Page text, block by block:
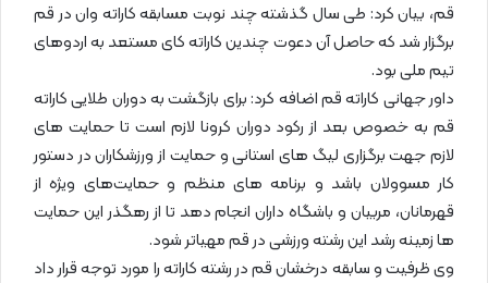
قم، بیان کرد: طی سال گذشته چند نوبت مسابقه کاراته وان در قم
برگزار شد که حاصل آن دعوت چندین کاراته کای مستعد به اردوهای
تیم ملی بود.
داور جهانی کاراته قم اضافه کرد: برای بازگشت به دوران طلایی کاراته
قم به خصوص بعد از رکود دوران کرونا لازم است تا حمایت های
لازم جهت برگزاری لیگ های استانی و حمایت از ورزشکاران در دستور
کار مسوولان باشد و برنامه های منظم و حمایت‌های ویژه از
قهرمانان، مربیان و باشگاه‌ داران انجام دهد تا از رهگذر این حمایت
ها زمینه رشد این رشته ورزشی در قم مهیاتر شود.
وی ظرفیت و سابقه درخشان قم در رشته کاراته را مورد توجه قرار داد